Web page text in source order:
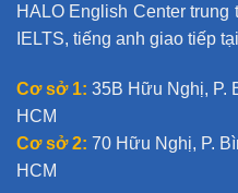
HALO English Center trung
IELTS, tiếng anh giao tiếp
Cơ sở 1: 35B Hữu Nghị, P.
HCM
Cơ sở 2: 70 Hữu Nghị, P.
HCM